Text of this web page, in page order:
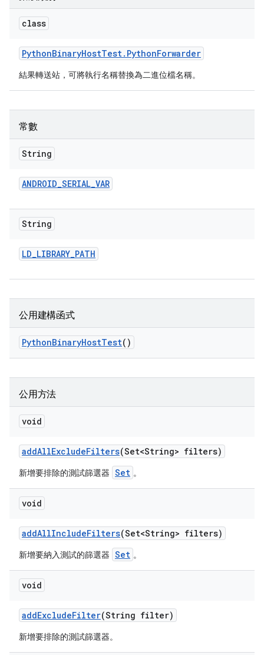
class
PythonBinaryHostTest. PythonForwarder
結果轉送站，可將執行名稱替換為二進位檔名稱。
常數
String
ANDROID_SERIAL_VAR
String
LD_LIBRARY_PATH
公用建構函式
PythonBinaryHostTest()
公用方法
void
addAllExcludeFilters(Set<String> filters)
新增要排除的測試篩選器 Set 。
void
addAllIncludeFilters(Set<String> filters)
新增要納入測試的篩選器 Set 。
void
addExcludeFilter(String filter)
新增要排除的測試篩選器。